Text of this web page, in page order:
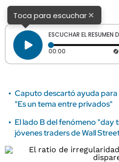
Toca para escuchar×
ESCUCHAR EL RESUMEN
00:00 Tiempo
Caputo descartó ayuda para
"Es un tema entre privados"
El lado B del fenómeno "day
jóvenes traders de Wall